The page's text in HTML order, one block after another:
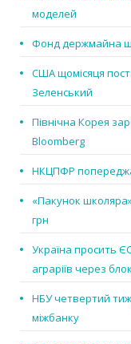
моделей
Фонд держмайна
США щомісяця
Зеленський
Північна Корея
Bloomberg
НКЦПФР
«Пакунок
грн
Україна просить
аграріїв через
НБУ четвертий
міжбанку